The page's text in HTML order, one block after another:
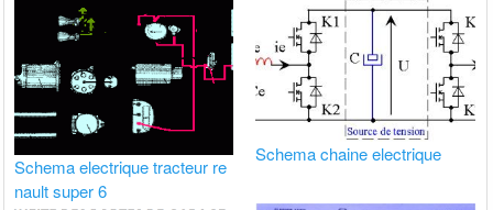
Schema electrique tracteur re
nault super 6
Schema chaine electrique